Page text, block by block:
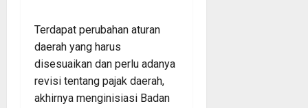
Terdapat perubahan aturan
daerah yang harus
disesuaikan dan perlu adanya
revisi tentang pajak daerah,
akhirnya menginisiasi Badan